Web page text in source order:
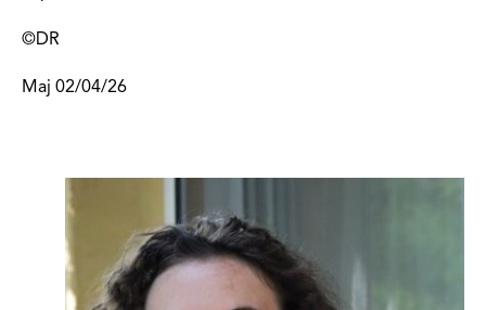
©DR
Maj 02/04/26